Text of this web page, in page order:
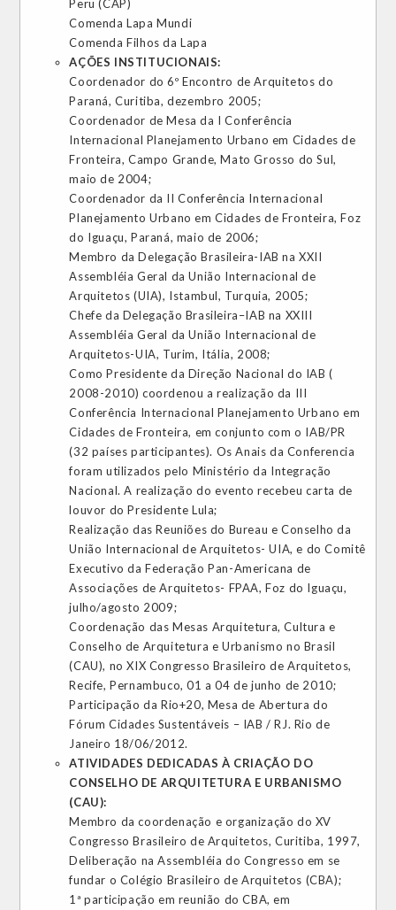
Peru (CAP)
Comenda Lapa Mundi
Comenda Filhos da Lapa
AÇÕES INSTITUCIONAIS:
Coordenador do 6º Encontro de Arquitetos do
Paraná, Curitiba, dezembro 2005;
Coordenador de Mesa da I Conferência
Internacional Planejamento Urbano em Cidades de
Fronteira, Campo Grande, Mato Grosso do Sul,
maio de 2004;
Coordenador da II Conferência Internacional
Planejamento Urbano em Cidades de Fronteira, Foz
do Iguaçu, Paraná, maio de 2006;
Membro da Delegação Brasileira-IAB na XXII
Assembléia Geral da União Internacional de
Arquitetos (UIA), Istambul, Turquia, 2005;
Chefe da Delegação Brasileira–IAB na XXIII
Assembléia Geral da União Internacional de
Arquitetos-UIA, Turim, Itália, 2008;
Como Presidente da Direção Nacional do IAB (
2008-2010) coordenou a realização da III
Conferência Internacional Planejamento Urbano em
Cidades de Fronteira, em conjunto com o IAB/PR
(32 países participantes). Os Anais da Conferencia
foram utilizados pelo Ministério da Integração
Nacional. A realização do evento recebeu carta de
louvor do Presidente Lula;
Realização das Reuniões do Bureau e Conselho da
União Internacional de Arquitetos- UIA, e do Comitê
Executivo da Federação Pan-Americana de
Associações de Arquitetos- FPAA, Foz do Iguaçu,
julho/agosto 2009;
Coordenação das Mesas Arquitetura, Cultura e
Conselho de Arquitetura e Urbanismo no Brasil
(CAU), no XIX Congresso Brasileiro de Arquitetos,
Recife, Pernambuco, 01 a 04 de junho de 2010;
Participação da Rio+20, Mesa de Abertura do
Fórum Cidades Sustentáveis – IAB / RJ. Rio de
Janeiro 18/06/2012.
ATIVIDADES DEDICADAS À CRIAÇÃO DO
CONSELHO DE ARQUITETURA E URBANISMO
(CAU):
Membro da coordenação e organização do XV
Congresso Brasileiro de Arquitetos, Curitiba, 1997,
Deliberação na Assembléia do Congresso em se
fundar o Colégio Brasileiro de Arquitetos (CBA);
1ª participação em reunião do CBA, em